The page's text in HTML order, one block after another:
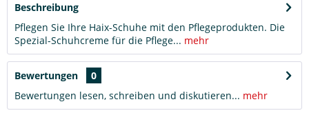
Beschreibung
Pflegen Sie Ihre Haix-Schuhe mit den Pflegeprodukten. Die
Spezial-Schuhcreme für die Pflege... mehr
Bewertungen
0
Bewertungen lesen, schreiben und diskutieren... mehr